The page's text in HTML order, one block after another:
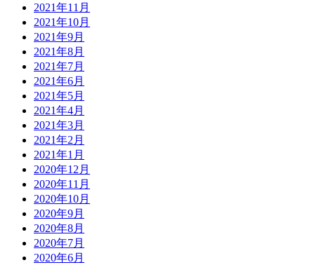
2021年11月
2021年10月
2021年9月
2021年8月
2021年7月
2021年6月
2021年5月
2021年4月
2021年3月
2021年2月
2021年1月
2020年12月
2020年11月
2020年10月
2020年9月
2020年8月
2020年7月
2020年6月